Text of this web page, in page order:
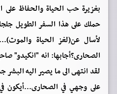
بغزيرة حب الحياة والحفاظ على
حملك على هذا السفر الطويل
لأسال عن(لغز الحياة
الصحارى؟أجابها: انه "انكيدو"
لقد انتهى الى ما يصير اليه
على وجهي في الصحارى...أيكون